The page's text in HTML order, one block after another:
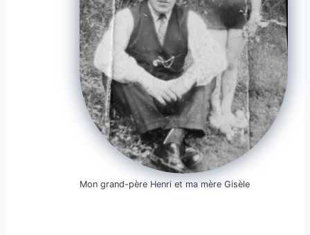
Mon grand-père Henri et ma mère Gisèle